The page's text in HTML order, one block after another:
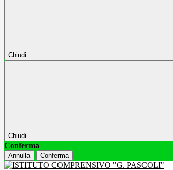
Chiudi
Chiudi
Conferma
Annulla Conferma